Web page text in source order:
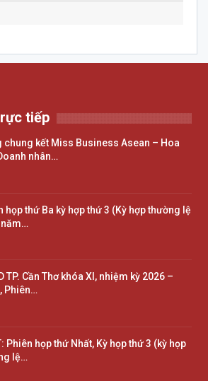
tiếp
chung kết Miss Business Asean – Hoa
nhân…
họp thứ Ba kỳ hợp thứ 3 (Kỳ hợp thường lệ
TP. Cần Thơ khóa XI, nhiệm kỳ 2026 –
Phiên…
Phiên họp thứ Nhất, Kỳ họp thứ 3 (kỳ họp
lệ…